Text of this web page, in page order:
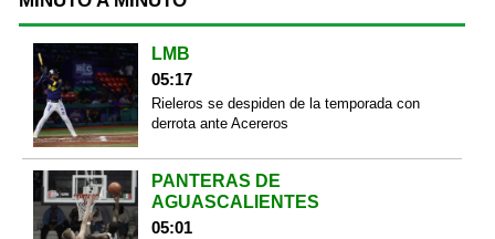
LMB
05:17
Rieleros se despiden de la temporada con
derrota ante Acereros
PANTERAS DE
AGUASCALIENTES
05:01